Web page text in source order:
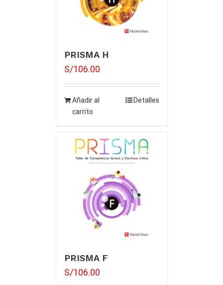
PRISMA H
S/106.00
Añadir al
carrito
Detalles
PRISMA F
S/106.00